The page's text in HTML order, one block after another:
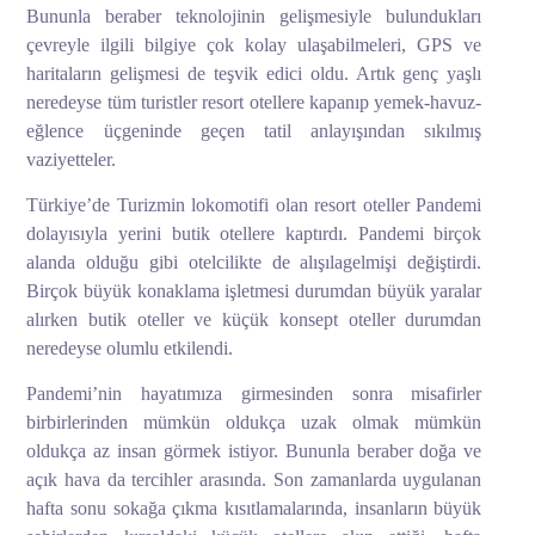
Bununla beraber teknolojinin gelişmesiyle bulundukları
çevreyle ilgili bilgiye çok kolay ulaşabilmeleri, GPS ve
haritaların gelişmesi de teşvik edici oldu. Artık genç yaşlı
neredeyse tüm turistler resort otellere kapanıp yemek-havuz-
eğlence üçgeninde geçen tatil anlayışından sıkılmış
vaziyetteler.
Türkiye’de Turizmin lokomotifi olan resort oteller Pandemi
dolayısıyla yerini butik otellere kaptırdı. Pandemi birçok
alanda olduğu gibi otelcilikte de alışılagelmişi değiştirdi.
Birçok büyük konaklama işletmesi durumdan büyük yaralar
alırken butik oteller ve küçük konsept oteller durumdan
neredeyse olumlu etkilendi.
Pandemi’nin hayatımıza girmesinden sonra misafirler
birbirlerinden mümkün oldukça uzak olmak mümkün
oldukça az insan görmek istiyor. Bununla beraber doğa ve
açık hava da tercihler arasında. Son zamanlarda uygulanan
hafta sonu sokağa çıkma kısıtlamalarında, insanların büyük